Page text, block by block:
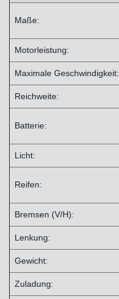
Maße:
Motorleistung:
Maximale Geschwindigkeit:
Reichweite:
Batterie:
Licht:
Reifen:
Bremsen (V/H):
Lenkung:
Gewicht:
Zuladung: